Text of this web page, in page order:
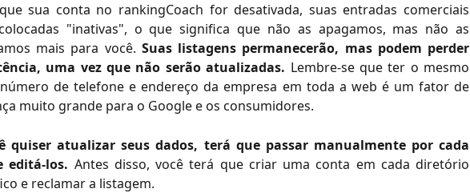
sua conta no rankingCoach for desativada, suas entradas comerciais
"inativas", o que significa que não as apagamos, mas não as
mais para você. Suas listagens permanecerão, mas podem perder
uma vez que não serão atualizadas. Lembre-se que ter o mesmo
de telefone e endereço da empresa em toda a web é um fator de
muito grande para o Google e os consumidores.
quiser atualizar seus dados, terá que passar manualmente por cada
editá-los. Antes disso, você terá que criar uma conta em cada diretório
e reclamar a listagem.